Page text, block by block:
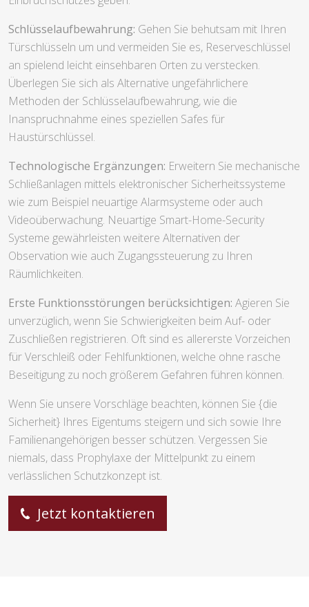
Schlüsselaufbewahrung: Gehen Sie behutsam mit Ihren
Türschlüsseln um und vermeiden Sie es, Reserveschlüssel
an spielend leicht einsehbaren Orten zu verstecken.
Überlegen Sie sich als Alternative ungefährlichere
Methoden der Schlüsselaufbewahrung, wie die
Inanspruchnahme eines speziellen Safes für
Haustürschlüssel.
Technologische Ergänzungen: Erweitern Sie mechanische
Schließanlagen mittels elektronischer Sicherheitssysteme
wie zum Beispiel neuartige Alarmsysteme oder auch
Videoüberwachung. Neuartige Smart-Home-Security
Systeme gewährleisten weitere Alternativen der
Observation wie auch Zugangssteuerung zu Ihren
Räumlichkeiten.
Erste Funktionsstörungen berücksichtigen: Agieren Sie
unverzüglich, wenn Sie Schwierigkeiten beim Auf- oder
Zuschließen registrieren. Oft sind es allererste Vorzeichen
für Verschleiß oder Fehlfunktionen, welche ohne rasche
Beseitigung zu noch größerem Gefahren führen können.
Wenn Sie unsere Vorschläge beachten, können Sie {die
Sicherheit} Ihres Eigentums steigern und sich sowie Ihre
Familienangehörigen besser schützen. Vergessen Sie
niemals, dass Prophylaxe der Mittelpunkt zu einem
verlässlichen Schutzkonzept ist.
Jetzt kontaktieren